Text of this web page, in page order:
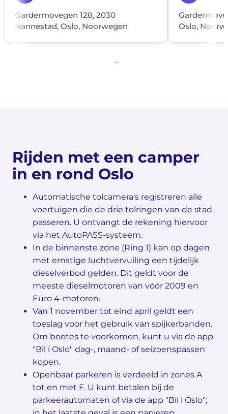
Gardermovegen 128, 2030
Nannestad, Oslo, Noorwegen
Oslo,
Rijden met een camper
in en rond Oslo
Automatische tolcamera's registreren alle
voertuigen die de drie tolringen van de stad
passeren. U ontvangt de rekening hiervoor
via het AutoPASS-systeem.
In de binnenste zone (Ring 1) kan op dagen
met ernstige luchtvervuiling een tijdelijk
dieselverbod gelden. Dit geldt voor de
meeste dieselmotoren van vóór 2009 en
Euro 4-motoren.
Van 1 november tot eind april geldt een
toeslag voor het gebruik van spijkerbanden.
Om boetes te voorkomen, kunt u via de app
"Bil i Oslo" dag-, maand- of seizoenspassen
kopen.
Openbaar parkeren is verdeeld in zones A
tot en met F. U kunt betalen bij de
parkeerautomaten of via de app "Bil i Oslo";